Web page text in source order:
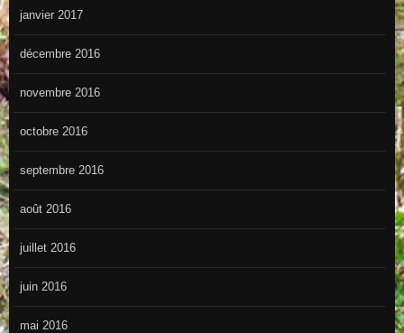
janvier 2017
décembre 2016
novembre 2016
octobre 2016
septembre 2016
août 2016
juillet 2016
juin 2016
mai 2016